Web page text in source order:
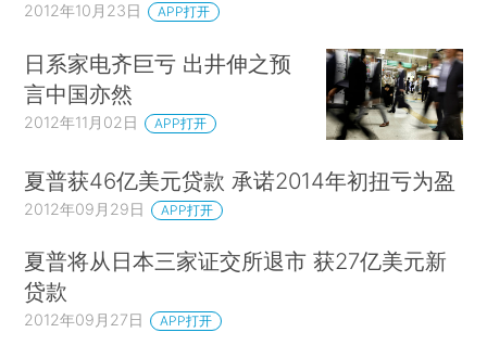
2012年10月23日 APP打开
日系家电齐巨亏 出井伸之预
言中国亦然
2012年11月02日 APP打开
夏普获46亿美元贷款 承诺2014年初扭亏为盈
2012年09月29日 APP打开
夏普将从日本三家证交所退市 获27亿美元新
贷款
2012年09月27日 APP打开